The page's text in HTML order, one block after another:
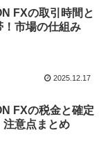
FXの取引時間と
市場の仕組み
2025.12.17
FXの税金と確定
注意点まとめ